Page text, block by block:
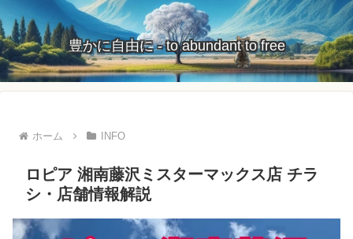
豊かに自由に - to abundant to free
ホーム INFO
ロピア 湘南藤沢ミスターマックス店 チラ
シ・店舗情報解説